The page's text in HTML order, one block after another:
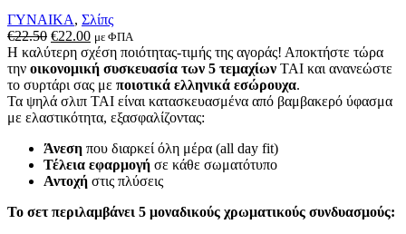
ΓΥΝΑΙΚΑ, Σλίπς
€22.50 Original
price
was:
€22.50.
€22.00Η
τρέχουσα
τιμή
είναι:
€22.00.
με ΦΠΑ
Η καλύτερη σχέση ποιότητας-τιμής της αγοράς! Αποκτήστε τώρα
την οικονομική συσκευασία των 5 τεμαχίων TAI και ανανεώστε
το συρτάρι σας με ποιοτικά ελληνικά εσώρουχα.
Τα ψηλά σλιπ TAI είναι κατασκευασμένα από βαμβακερό ύφασμα
με ελαστικότητα, εξασφαλίζοντας:
Άνεση που διαρκεί όλη μέρα (all day fit)
Τέλεια εφαρμογή σε κάθε σωματότυπο
Αντοχή στις πλύσεις
Το σετ περιλαμβάνει 5 μοναδικούς χρωματικούς συνδυασμούς: